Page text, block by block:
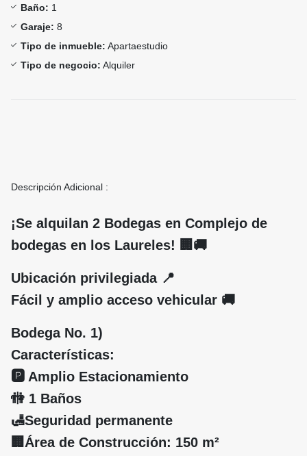
Baño: 1
Garaje: 8
Tipo de inmueble: Apartaestudio
Tipo de negocio: Alquiler
Descripción Adicional :
¡Se alquilan 2 Bodegas en Complejo de
bodegas en los Laureles! 🏢🚚
Ubicación privilegiada 📍
Fácil y amplio acceso vehicular 🚚
Bodega No. 1)
Características:
🅿️ Amplio Estacionamiento
🚻 1 Baños
🛃Seguridad permanente
🏢Área de Construcción: 150 m²